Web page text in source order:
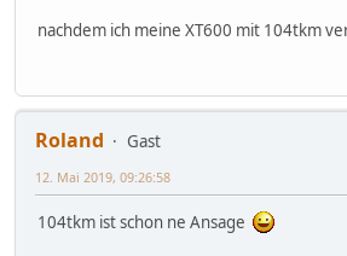
nachdem ich meine XT600 mit 104tkm
Roland
Gast
12. Mai 2019, 09:26:58
104tkm ist schon ne Ansage